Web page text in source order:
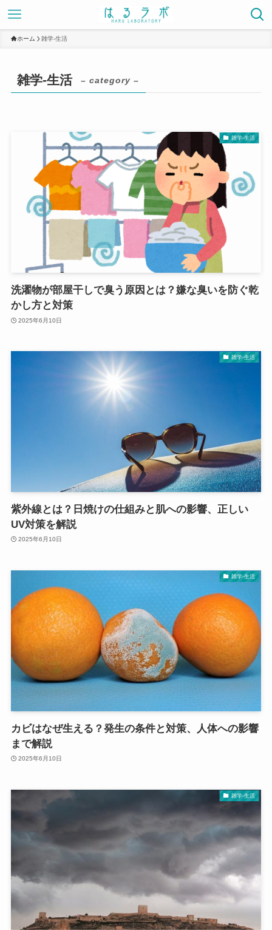
ホーム 雑学-生活
雑学-生活 – category –
雑学-生活
洗濯物が部屋干しで臭う原因とは？嫌な臭いを防ぐ乾
かし方と対策
2025年6月10日
雑学-生活
紫外線とは？日焼けの仕組みと肌への影響、正しい
UV対策を解説
2025年6月10日
雑学-生活
カビはなぜ生える？発生の条件と対策、人体への影響
まで解説
2025年6月10日
雑学-生活